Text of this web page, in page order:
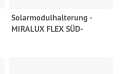
Solarmodulhalterung -
MIRALUX FLEX SÜD-